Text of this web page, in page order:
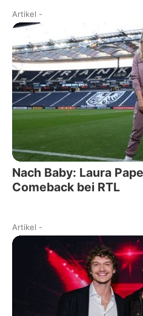
Artikel -
Nach Baby: Laura
Comeback bei RTL
Artikel -